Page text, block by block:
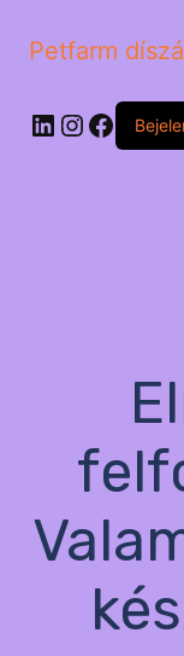
Petfarm
LinkedIn